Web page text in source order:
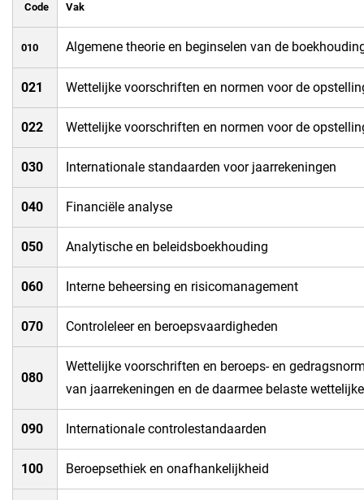
Code Vak
010​ ​Algemene theorie en beginselen van de
​021 ​Wettelijke voorschriften en normen voor de
​022 ​Wettelijke voorschriften en normen voor de
​030 ​Internationale standaarden voor jaarrekeningen
​040 ​Financiële analyse
​050 ​Analytische en beleidsboekhouding
​060 ​Interne beheersing en risicomanagement
070​ ​Controleleer en beroepsvaardigheden
080​
​Wettelijke voorschriften en beroeps- en
van jaarrekeningen en de daarmee belaste
​090 ​Internationale controlestandaarden
100​ ​Beroepsethiek en onafhankelijkheid